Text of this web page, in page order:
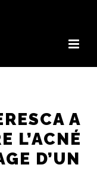
A
L’ACNÉ
D’UN